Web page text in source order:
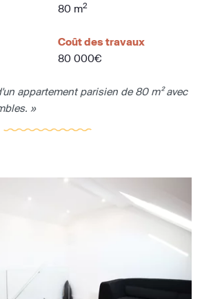
80 m2
Coût des travaux
80 000€
appartement parisien de 80 m² avec
»